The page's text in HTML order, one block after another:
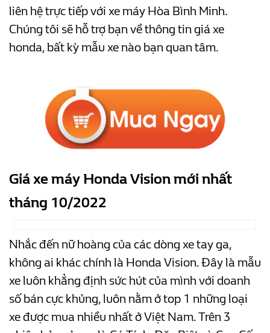
liên hệ trực tiếp với xe máy Hòa Bình Minh.
Chúng tôi sẽ hỗ trợ bạn về thông tin giá xe
honda, bất kỳ mẫu xe nào bạn quan tâm.
Giá xe máy Honda Vision mới nhất
tháng 10/2022
Nhắc đến nữ hoàng của các dòng xe tay ga,
không ai khác chính là Honda Vision. Đây là mẫu
xe luôn khẳng định sức hút của mình với doanh
số bán cực khủng, luôn nằm ở top 1 những loại
xe được mua nhiều nhất ở Việt Nam. Trên 3